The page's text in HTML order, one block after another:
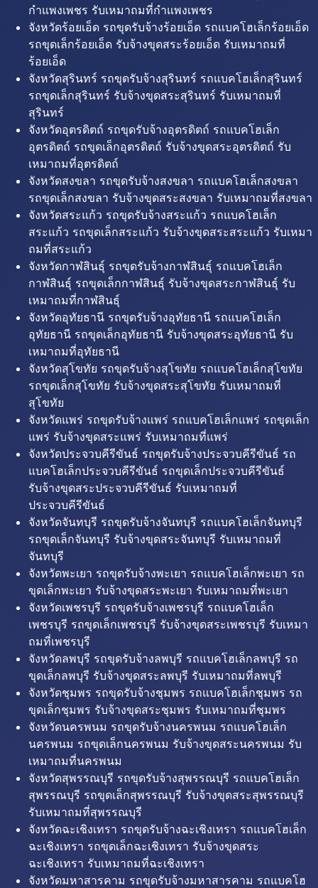
กำแพงเพชร รับเหมาถมที่กำแพงเพชร
จังหวัดร้อยเอ็ด รถขุดรับจ้างร้อยเอ็ด รถแบคโฮเล็กร้อยเอ็ด
รถขุดเล็กร้อยเอ็ด รับจ้างขุดสระร้อยเอ็ด รับเหมาถมที่
ร้อยเอ็ด
จังหวัดสุรินทร์ รถขุดรับจ้างสุรินทร์ รถแบคโฮเล็กสุรินทร์
รถขุดเล็กสุรินทร์ รับจ้างขุดสระสุรินทร์ รับเหมาถมที่
สุรินทร์
จังหวัดอุตรดิตถ์ รถขุดรับจ้างอุตรดิตถ์ รถแบคโฮเล็ก
อุตรดิตถ์ รถขุดเล็กอุตรดิตถ์ รับจ้างขุดสระอุตรดิตถ์ รับ
เหมาถมที่อุตรดิตถ์
จังหวัดสงขลา รถขุดรับจ้างสงขลา รถแบคโฮเล็กสงขลา
รถขุดเล็กสงขลา รับจ้างขุดสระสงขลา รับเหมาถมที่สงขลา
จังหวัดสระแก้ว รถขุดรับจ้างสระแก้ว รถแบคโฮเล็ก
สระแก้ว รถขุดเล็กสระแก้ว รับจ้างขุดสระสระแก้ว รับเหมา
ถมที่สระแก้ว
จังหวัดกาฬสินธุ์ รถขุดรับจ้างกาฬสินธุ์ รถแบคโฮเล็ก
กาฬสินธุ์ รถขุดเล็กกาฬสินธุ์ รับจ้างขุดสระกาฬสินธุ์ รับ
เหมาถมที่กาฬสินธุ์
จังหวัดอุทัยธานี รถขุดรับจ้างอุทัยธานี รถแบคโฮเล็ก
อุทัยธานี รถขุดเล็กอุทัยธานี รับจ้างขุดสระอุทัยธานี รับ
เหมาถมที่อุทัยธานี
จังหวัดสุโขทัย รถขุดรับจ้างสุโขทัย รถแบคโฮเล็กสุโขทัย
รถขุดเล็กสุโขทัย รับจ้างขุดสระสุโขทัย รับเหมาถมที่
สุโขทัย
จังหวัดแพร่ รถขุดรับจ้างแพร่ รถแบคโฮเล็กแพร่ รถขุดเล็ก
แพร่ รับจ้างขุดสระแพร่ รับเหมาถมที่แพร่
จังหวัดประจวบคีรีขันธ์ รถขุดรับจ้างประจวบคีรีขันธ์ รถ
แบคโฮเล็กประจวบคีรีขันธ์ รถขุดเล็กประจวบคีรีขันธ์
รับจ้างขุดสระประจวบคีรีขันธ์ รับเหมาถมที่
ประจวบคีรีขันธ์
จังหวัดจันทบุรี รถขุดรับจ้างจันทบุรี รถแบคโฮเล็กจันทบุรี
รถขุดเล็กจันทบุรี รับจ้างขุดสระจันทบุรี รับเหมาถมที่
จันทบุรี
จังหวัดพะเยา รถขุดรับจ้างพะเยา รถแบคโฮเล็กพะเยา รถ
ขุดเล็กพะเยา รับจ้างขุดสระพะเยา รับเหมาถมที่พะเยา
จังหวัดเพชรบุรี รถขุดรับจ้างเพชรบุรี รถแบคโฮเล็ก
เพชรบุรี รถขุดเล็กเพชรบุรี รับจ้างขุดสระเพชรบุรี รับเหมา
ถมที่เพชรบุรี
จังหวัดลพบุรี รถขุดรับจ้างลพบุรี รถแบคโฮเล็กลพบุรี รถ
ขุดเล็กลพบุรี รับจ้างขุดสระลพบุรี รับเหมาถมที่ลพบุรี
จังหวัดชุมพร รถขุดรับจ้างชุมพร รถแบคโฮเล็กชุมพร รถ
ขุดเล็กชุมพร รับจ้างขุดสระชุมพร รับเหมาถมที่ชุมพร
จังหวัดนครพนม รถขุดรับจ้างนครพนม รถแบคโฮเล็ก
นครพนม รถขุดเล็กนครพนม รับจ้างขุดสระนครพนม รับ
เหมาถมที่นครพนม
จังหวัดสุพรรณบุรี รถขุดรับจ้างสุพรรณบุรี รถแบคโฮเล็ก
สุพรรณบุรี รถขุดเล็กสุพรรณบุรี รับจ้างขุดสระสุพรรณบุรี
รับเหมาถมที่สุพรรณบุรี
จังหวัดฉะเชิงเทรา รถขุดรับจ้างฉะเชิงเทรา รถแบคโฮเล็ก
ฉะเชิงเทรา รถขุดเล็กฉะเชิงเทรา รับจ้างขุดสระ
ฉะเชิงเทรา รับเหมาถมที่ฉะเชิงเทรา
จังหวัดมหาสารคาม รถขุดรับจ้างมหาสารคาม รถแบคโฮ